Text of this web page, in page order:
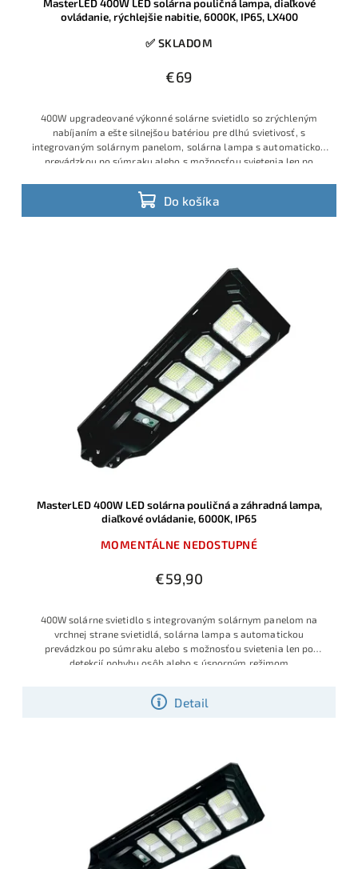
MasterLED 400W LED solárna pouličná lampa, diaľkové
ovládanie, rýchlejšie nabitie, 6000K, IP65, LX400
✅ SKLADOM
€69
Do košíka
400W upgradeované výkonné solárne svietidlo so zrýchleným
nabíjaním a ešte silnejšou batériou pre dlhú svietivosť, s
integrovaným solárnym panelom, solárna lampa s automatickou
prevádzkou po súmraku alebo s možnosťou svietenia len po
MasterLED 400W LED solárna pouličná a záhradná lampa,
diaľkové ovládanie, 6000K, IP65
MOMENTÁLNE NEDOSTUPNÉ
€59,90
Detail
400W solárne svietidlo s integrovaným solárnym panelom na
vrchnej strane svietidlá, solárna lampa s automatickou
prevádzkou po súmraku alebo s možnosťou svietenia len po
detekcií pohybu osôb alebo s úsporným režimom